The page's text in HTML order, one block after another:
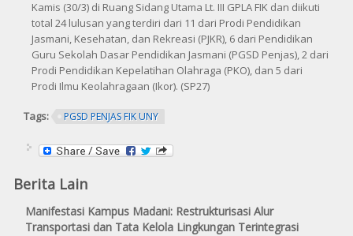
Kamis (30/3) di Ruang Sidang Utama Lt. III GPLA FIK dan diikuti
total 24 lulusan yang terdiri dari 11 dari Prodi Pendidikan
Jasmani, Kesehatan, dan Rekreasi (PJKR), 6 dari Pendidikan
Guru Sekolah Dasar Pendidikan Jasmani (PGSD Penjas), 2 dari
Prodi Pendidikan Kepelatihan Olahraga (PKO), dan 5 dari
Prodi Ilmu Keolahragaan (Ikor). (SP27)
Tags: PGSD PENJAS FIK UNY
Berita Lain
Manifestasi Kampus Madani: Restrukturisasi Alur
Transportasi dan Tata Kelola Lingkungan Terintegrasi